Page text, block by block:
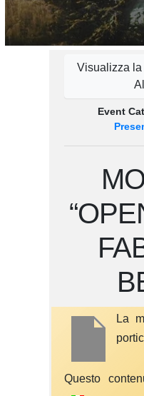
Visualizza la
Event
La
Questo